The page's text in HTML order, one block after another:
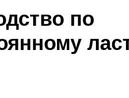
Free Video Editor
Бесплатный
по